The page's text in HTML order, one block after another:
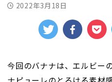
2022年3月18日
今回のバナナは、エルビー